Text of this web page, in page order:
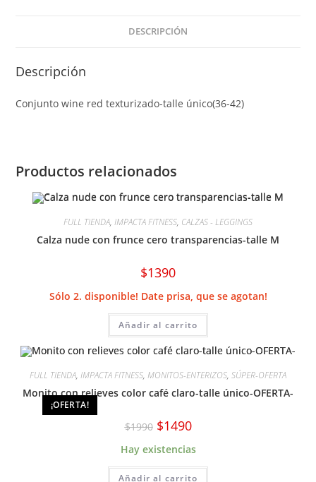
DESCRIPCIÓN
Descripción
Conjunto wine red texturizado-talle único(36-42)
Productos relacionados
FULL TIENDA, IMPACTA FITNESS, CALZAS - LEGGINGS
Calza nude con frunce cero transparencias-talle M
$1390
Sólo 2. disponible! Date prisa, que se agotan!
Añadir al carrito
¡OFERTA!
FULL TIENDA, IMPACTA FITNESS, MONITOS-ENTERIZOS, SÚPER-OFERTA
Monito con relieves color café claro-talle único-OFERTA-
$1990 El
precio
original
era:
$1490El
precio
es:
Hay existencias
Añadir al carrito